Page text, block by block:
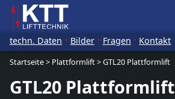
Startseite> Plattformlift>GTL20 Plattformlift
GTL20 Plattformlift
techn. Daten Bilder Fragen Kontakt